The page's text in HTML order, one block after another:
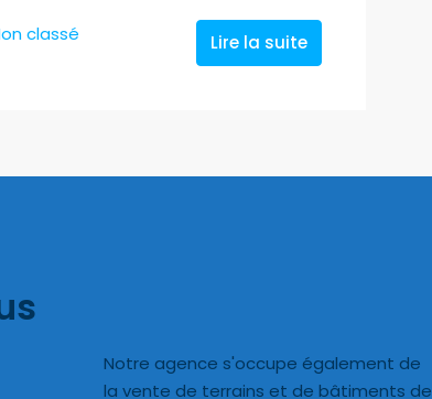
classé Lire la suite
Notre agence s'occupe également de
la vente de terrains et de bâtiments de